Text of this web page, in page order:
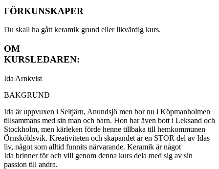
FÖRKUNSKAPER
Du skall ha gått keramik grund eller likvärdig kurs.
OM
Ida Arnkvist
BAKGRUND
Ida är uppvuxen i Seltjärn, Anundsjö men bor nu i Köpmanholmen
tillsammans med sin man och barn. Hon har även bott i Leksand och
Stockholm, men kärleken förde henne tillbaka till hemkommunen
Örnsköldsvik. Kreativiteten och skapandet är en STOR del av Idas
liv, något som alltid funnits närvarande. Keramik är något
Ida brinner för och vill genom denna kurs dela med sig av sin
passion till andra.